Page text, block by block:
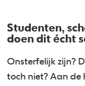
Studenten,
doen dit écht
Onsterfelijk zijn?
toch niet? Aan de